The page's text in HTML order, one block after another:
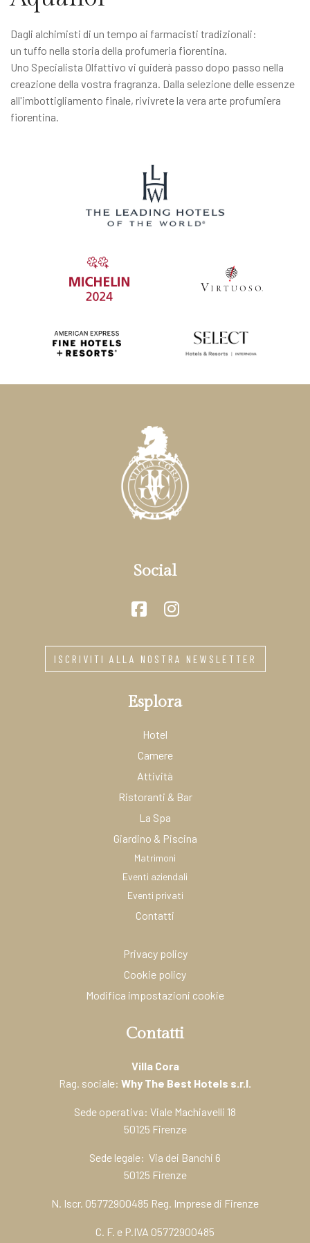
Dagli alchimisti di un tempo ai farmacisti tradizionali:
un tuffo nella storia della profumeria fiorentina.
Uno Specialista Olfattivo vi guiderà passo dopo passo nella
creazione della vostra fragranza. Dalla selezione delle essenze
all'imbottigliamento finale, rivivrete la vera arte profumiera
fiorentina.
Social
ISCRIVITI ALLA NOSTRA NEWSLETTER
Esplora
Hotel
Camere
Attività
Ristoranti & Bar
La Spa
Giardino & Piscina
Matrimoni
Eventi aziendali
Eventi privati
Contatti
Privacy policy
Cookie policy
Modifica impostazioni cookie
Contatti
Villa Cora
Rag. sociale: Why The Best Hotels s.r.l.
Sede operativa: Viale Machiavelli 18
50125 Firenze
Sede legale: Via dei Banchi 6
50125 Firenze
N. Iscr. 05772900485 Reg. Imprese di Firenze
C. F. e P.IVA 05772900485